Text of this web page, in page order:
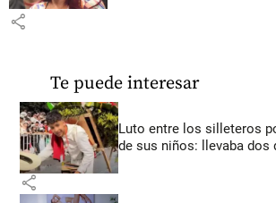
share
Te puede interesar
Luto entre los silleteros
de sus niños: llevaba dos
share